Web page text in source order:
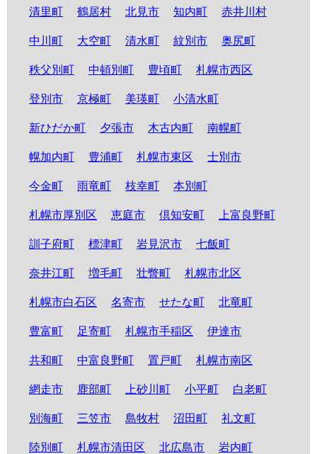
清里町 鶴居村 北見市 知内町 赤井川村
中川町 大空町 清水町 紋別市 奥尻町
秩父別町 中頓別町 豊頃町 札幌市西区
登別市 京極町 美瑛町 小清水町
新ひだか町 夕張市 木古内町 南幌町
幌加内町 豊浦町 札幌市東区 士別市
今金町 雨竜町 枝幸町 本別町
札幌市厚別区 恵庭市 倶知安町 上富良野町
訓子府町 標津町 岩見沢市 七飯町
奈井江町 増毛町 壮瞥町 札幌市北区
札幌市白石区 名寄市 せたな町 北竜町
豊富町 足寄町 札幌市手稲区 伊達市
共和町 中富良野町 置戸町 札幌市南区
網走市 鹿部町 上砂川町 小平町 白老町
別海町 三笠市 島牧村 沼田町 礼文町
陸別町 札幌市清田区 北広島市 岩内町